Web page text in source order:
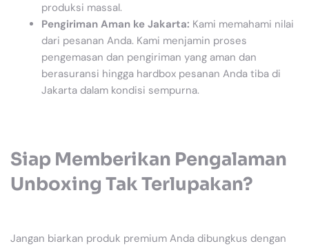
produksi massal.
Pengiriman Aman ke Jakarta: Kami memahami nilai
dari pesanan Anda. Kami menjamin proses
pengemasan dan pengiriman yang aman dan
berasuransi hingga hardbox pesanan Anda tiba di
Jakarta dalam kondisi sempurna.
Siap Memberikan Pengalaman
Unboxing Tak Terlupakan?
Jangan biarkan produk premium Anda dibungkus dengan